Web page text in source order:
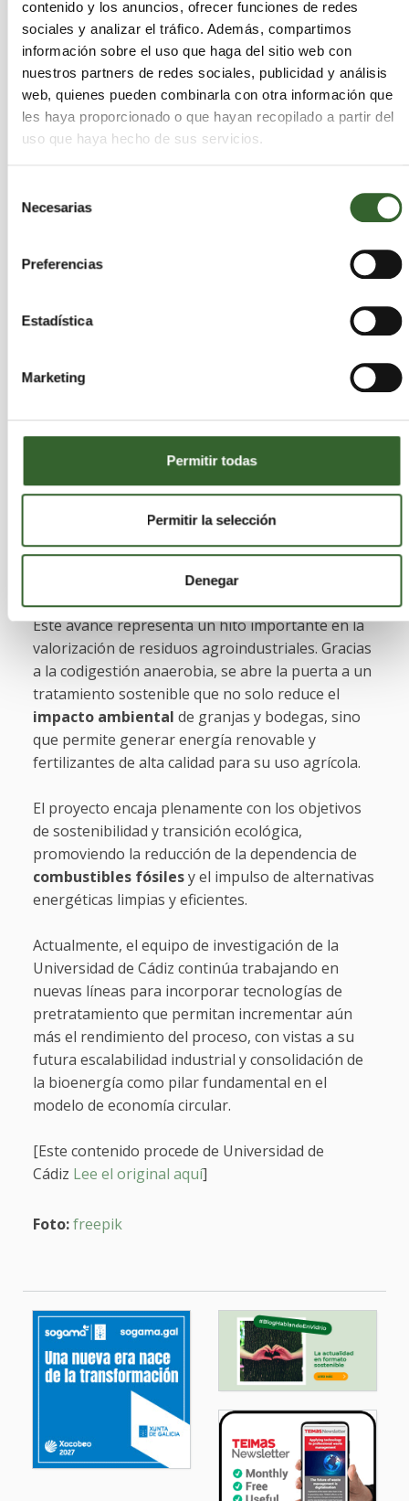
contenido y los anuncios, ofrecer funciones de redes
sociales y analizar el tráfico. Además, compartimos
información sobre el uso que haga del sitio web con
nuestros partners de redes sociales, publicidad y análisis
web, quienes pueden combinarla con otra información que
les haya proporcionado o que hayan recopilado a partir del
uso que haya hecho de sus servicios.
Necesarias
Preferencias
Estadística
Marketing
Permitir todas
Permitir la selección
Denegar
generación de metano , mientras que el pH tuvo
un efecto menor dentro del rango estudiado (7-8).
Las condiciones óptimas determinadas fueron: pH
de 8; temperatura de 35 °C; y mezcla equilibrada:
50 % purín de cerdo y 50 % vinaza de vino. Bajo
volátiles (mL CH₄/gVS), un indicador clave en
eficiencia del aprovechamiento energético de la
materia orgánica.
Además, el análisis cinético del proceso demostró
fórmula matemática usada para describir el
crecimiento de poblaciones microbianas— fue el
de la producción de biometano, superando a
otros modelos más simples como el de primer
orden.
Hacia una gestión más
sostenible de los residuos
Este avance representa un hito importante en la
valorización de residuos agroindustriales. Gracias
a la codigestión anaerobia, se abre la puerta a un
tratamiento sostenible que no solo reduce el
impacto ambiental de granjas y bodegas, sino
que permite generar energía renovable y
fertilizantes de alta calidad para su uso agrícola.
El proyecto encaja plenamente con los objetivos
de sostenibilidad y transición ecológica,
promoviendo la reducción de la dependencia de
combustibles fósilesy el impulso de alternativas
energéticas limpias y eficientes.
Actualmente, el equipo de investigación de la
Universidad de Cádiz continúa trabajando en
nuevas líneas para incorporar tecnologías de
pretratamiento que permitan incrementar aún
más el rendimiento del proceso, con vistas a su
futura escalabilidad industrial y consolidación de
la bioenergía como pilar fundamental en el
modelo de economía circular.
[Este contenido procede de Universidad de
Cádiz Lee el original aquí]
Foto:freepik